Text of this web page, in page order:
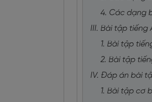
4. Các dạng
III. Bài tập tiếng
1. Bài tập
2. Bài tập
IV. Đáp án bài
1. Bài tập cơ